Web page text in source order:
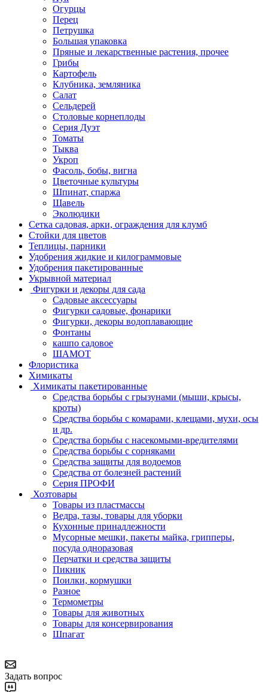
Огурцы
Перец
Петрушка
Большая упаковка
Пряные и лекарственные растения, прочее
Грибы
Картофель
Клубника, земляника
Салат
Сельдерей
Столовые корнеплоды
Серия Дуэт
Томаты
Тыква
Укроп
Фасоль, бобы, вигна
Цветочные культуры
Шпинат, спаржа
Щавель
Эколюдики
Сетка садовая, арки, ограждения для клумб
Стойки для цветов
Теплицы, парники
Удобрения жидкие и килограммовые
Удобрения пакетированные
Укрывной материал
Фигурки и декоры для сада
Садовые аксессуары
Фигурки садовые, фонарики
Фигурки, декоры водоплавающие
Фонтаны
кашпо садовое
ШАМОТ
Флористика
Химикаты
Химикаты пакетированные
Средства борьбы с грызунами (мыши, крысы,
кроты)
Средства борьбы с комарами, клещами, мухи, осы
и др.
Средства борьбы с насекомыми-вредителями
Средства борьбы с сорняками
Средства защиты для водоемов
Средства от болезней растений
Серия ПРОФИ
Хозтовары
Товары из пластмассы
Ведра, тазы, товары для уборки
Кухонные принадлежности
Мусорные мешки, пакеты майка, грипперы,
посуда одноразовая
Перчатки и средства защиты
Пикник
Поилки, кормушки
Разное
Термометры
Товары для животных
Товары для консервирования
Шпагат
Задать вопрос